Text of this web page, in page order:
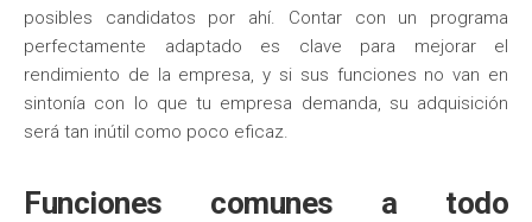
posibles candidatos por ahí. Contar con un programa
perfectamente adaptado es clave para mejorar el
rendimiento de la empresa, y si sus funciones no van en
sintonía con lo que tu empresa demanda, su adquisición
será tan inútil como poco eficaz.
Funciones comunes a todo